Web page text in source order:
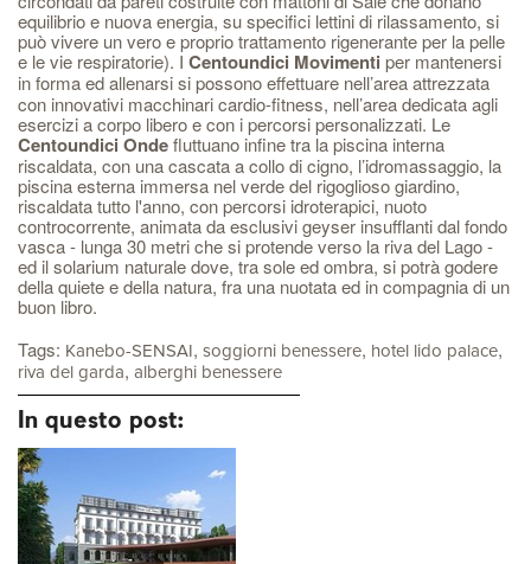
equilibrio e nuova energia, su specifici lettini di rilassamento, si
può vivere un vero e proprio trattamento rigenerante per la pelle
e le vie respiratorie). I Centoundici Movimenti per mantenersi
in forma ed allenarsisi possono effettuare nell’area attrezzata
con innovativi macchinari cardio-fitness, nell’area dedicata agli
esercizi a corpo libero e con i percorsi personalizzati. Le
Centoundici Ondefluttuano infine tra la piscina interna
riscaldata, con una cascata a collo di cigno, l’idromassaggio, la
piscina esterna immersa nel verde del rigoglioso giardino,
riscaldata tutto l'anno, con percorsi idroterapici, nuoto
controcorrente, animata da esclusivi geyser insufflanti dal fondo
vasca - lunga 30 metri che si protende verso la riva del Lago -
ed il solarium naturale dove, tra sole ed ombra, si potrà godere
della quiete e della natura, fra una nuotata ed in compagnia di un
buon libro.
Tags: Kanebo-SENSAI , soggiorni benessere, hotel lido palace,
riva del garda, alberghi benessere
In questo post: